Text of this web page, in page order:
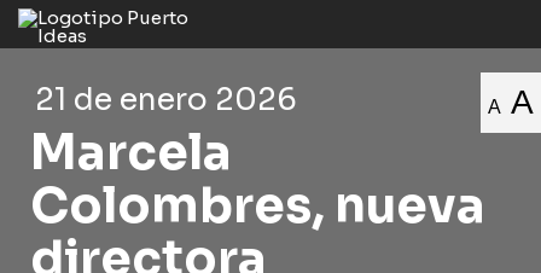
A A
21 de enero 2026
Marcela
Colombres, nueva
directora